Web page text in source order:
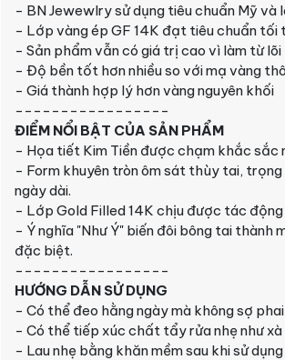
- BN Jewewlry sử dụng tiêu chuẩn Mỹ và
- Lớp vàng ép GF 14K đạt tiêu chuẩn tối
- Sản phẩm vẫn có giá trị cao vì làm từ
- Độ bền tốt hơn nhiều so với mạ vàng
- Giá thành hợp lý hơn vàng nguyên khối
-----------------
ĐIỂM NỔI BẬT CỦA SẢN PHẨM
- Họa tiết Kim Tiền được chạm khắc sắc
- Form khuyên tròn ôm sát thùy tai,
ngày dài.
- Lớp Gold Filled 14K chịu được tác
- Ý nghĩa "Như Ý" biến đôi bông tai thành
đặc biệt.
-----------------
HƯỚNG DẪN SỬ DỤNG
- Có thể đeo hằng ngày mà không sợ
- Có thể tiếp xúc chất tẩy rửa nhẹ như xà
- Lau nhẹ bằng khăn mềm sau khi sử